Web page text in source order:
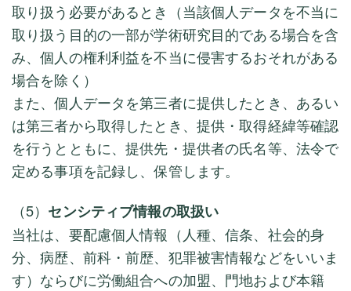
取り扱う必要があるとき（当該個人データを不当に
取り扱う目的の一部が学術研究目的である場合を含
み、個人の権利利益を不当に侵害するおそれがある
場合を除く）
また、個人データを第三者に提供したとき、あるい
は第三者から取得したとき、提供・取得経緯等確認
を行うとともに、提供先・提供者の氏名等、法令で
定める事項を記録し、保管します。
（5） センシティブ情報の取扱い
当社は、要配慮個人情報（人種、信条、社会的身
分、病歴、前科・前歴、犯罪被害情報などをいいま
す）ならびに労働組合への加盟、門地および本籍